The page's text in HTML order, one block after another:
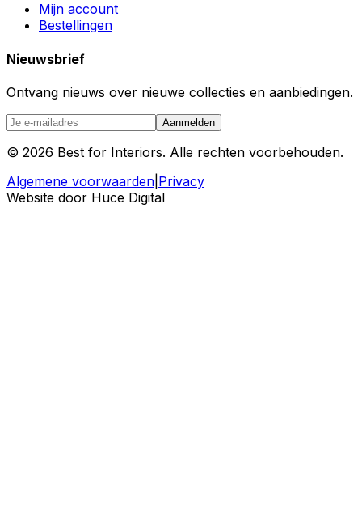
Mijn account
Bestellingen
Nieuwsbrief
Ontvang nieuws over nieuwe collecties en aanbiedingen.
Aanmelden
© 2026 Best for Interiors. Alle rechten voorbehouden.
Algemene voorwaarden Privacy
Website door Huce Digital